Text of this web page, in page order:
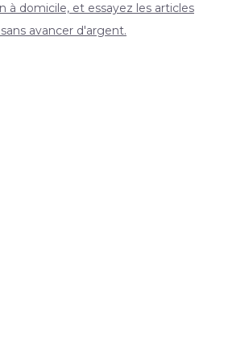
à domicile, et essayez les articles
avancer d'argent.